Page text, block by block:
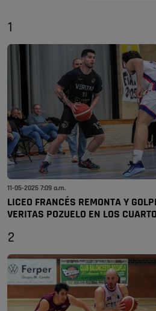
1
11-05-2025 7:09 a.m.
LICEO FRANCÉS REMONTA Y
VERITAS POZUELO EN LOS
2